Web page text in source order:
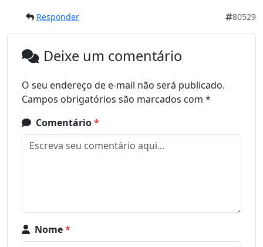
Responder 80529
Deixe um comentário
O seu endereço de e-mail não será publicado.
Campos obrigatórios são marcados com *
Comentário*
Nome*